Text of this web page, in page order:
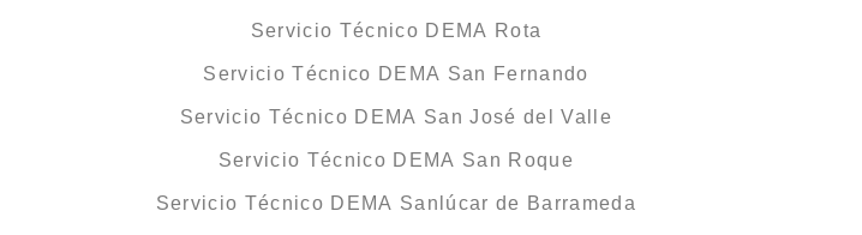
Servicio Técnico DEMA Rota
Servicio Técnico DEMA San Fernando
Servicio Técnico DEMA San José del Valle
Servicio Técnico DEMA San Roque
Servicio Técnico DEMA Sanlúcar de Barrameda